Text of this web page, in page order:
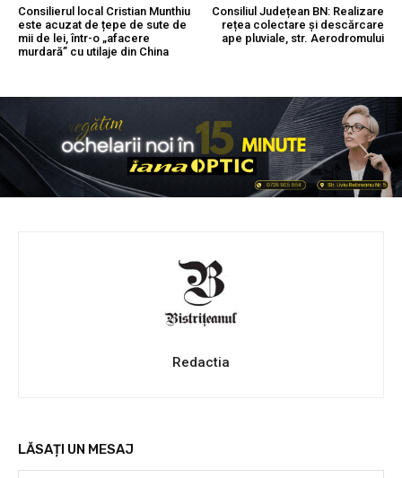
Consilierul local Cristian Munthiu
este acuzat de țepe de sute de
mii de lei, într-o „afacere
murdară” cu utilaje din China
Consiliul Județean BN: Realizare
rețea colectare și descărcare
ape pluviale, str. Aerodromului
Redactia
LĂSAȚI UN MESAJ